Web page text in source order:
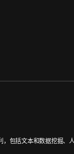
包括文本和数据挖掘、